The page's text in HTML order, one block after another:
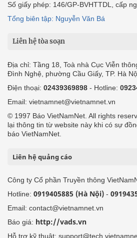
Số giấy phép: 146/GP-BVHTTDL, cấp
Tổng biên tập: Nguyễn Văn Bá
Liên hệ tòa soạn
Địa chỉ: Tầng 18, Toà nhà Cục Viễn
Đình Nghệ, phường Cầu Giấy, TP. Hà
Điện thoại: 02439369898 - Hotline:
Email: vietnamnet@vietnamnet.vn
© 1997 Báo VietNamNet. All rights
lại thông tin từ website này khi có sự
báo VietNamNet.
Liên hệ quảng cáo
Công ty Cổ phần Truyền thông
Hotline: 0919405885 (Hà Nội) -
Email: contact@vietnamnet.vn
Báo giá: http://vads.vn
Hỗ trợ kỹ thuật: